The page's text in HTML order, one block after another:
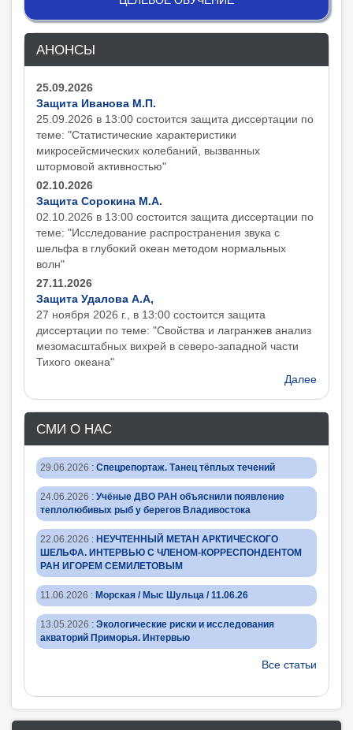
АНОНСЫ
25.09.2026
Защита Иванова М.П.
25.09.2026 в 13:00 состоится защита диcсертации по
теме: "Статистические характеристики
микросейсмических колебаний, вызванных
штормовой активностью"
02.10.2026
Защита Сорокина М.А.
02.10.2026 в 13:00 состоится защита диcсертации по
теме: "Исследование распространения звука с
шельфа в глубокий океан методом нормальных
волн"
27.11.2026
Защита Удалова А.А,
27 ноября 2026 г., в 13:00 состоится защита
диcсертации по теме: "Свойства и лагранжев анализ
мезомасштабных вихрей в северо-западной части
Тихого океана"
Далее
СМИ О НАС
29.06.2026 : Спецрепортаж. Танец тёплых течений
24.06.2026 : Учёные ДВО РАН объяснили появление
теплолюбивых рыб у берегов Владивостока
22.06.2026 : НЕУЧТЕННЫЙ МЕТАН АРКТИЧЕСКОГО
ШЕЛЬФА. ИНТЕРВЬЮ С ЧЛЕНОМ-КОРРЕСПОНДЕНТОМ
РАН ИГОРЕМ СЕМИЛЕТОВЫМ
11.06.2026 : Морская / Мыс Шульца / 11.06.26
13.05.2026 : Экологические риски и исследования
акваторий Приморья. Интервью
Все статьи